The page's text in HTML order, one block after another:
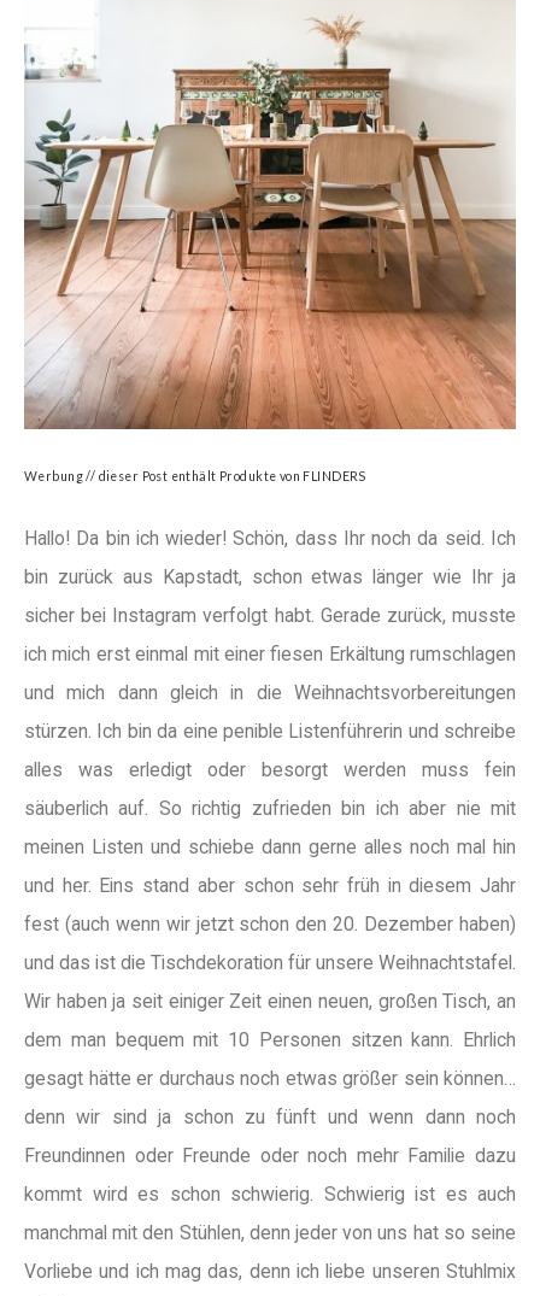
Werbung // dieser Post enthält Produkte von FLINDERS
Hallo! Da bin ich wieder! Schön, dass Ihr noch da seid. Ich
bin zurück aus Kapstadt, schon etwas länger wie Ihr ja
sicher bei Instagram verfolgt habt. Gerade zurück, musste
ich mich erst einmal mit einer fiesen Erkältung rumschlagen
und mich dann gleich in die Weihnachtsvorbereitungen
stürzen. Ich bin da eine penible Listenführerin und schreibe
alles was erledigt oder besorgt werden muss fein
säuberlich auf. So richtig zufrieden bin ich aber nie mit
meinen Listen und schiebe dann gerne alles noch mal hin
und her. Eins stand aber schon sehr früh in diesem Jahr
fest (auch wenn wir jetzt schon den 20. Dezember haben)
und das ist die Tischdekoration für unsere Weihnachtstafel.
Wir haben ja seit einiger Zeit einen neuen, großen Tisch, an
dem man bequem mit 10 Personen sitzen kann. Ehrlich
gesagt hätte er durchaus noch etwas größer sein können…
denn wir sind ja schon zu fünft und wenn dann noch
Freundinnen oder Freunde oder noch mehr Familie dazu
kommt wird es schon schwierig. Schwierig ist es auch
manchmal mit den Stühlen, denn jeder von uns hat so seine
Vorliebe und ich mag das, denn ich liebe unseren Stuhlmix